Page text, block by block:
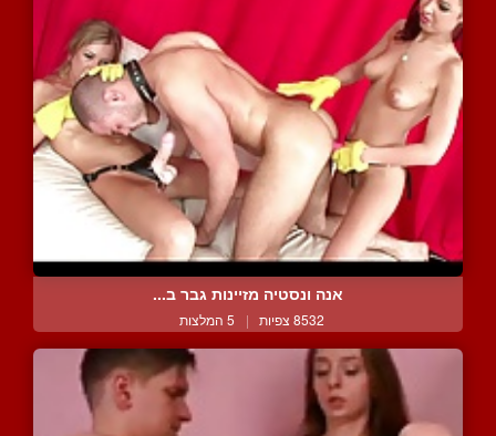
אנה ונסטיה מזיינות גבר ב...
8532 צפיות | 5 המלצות